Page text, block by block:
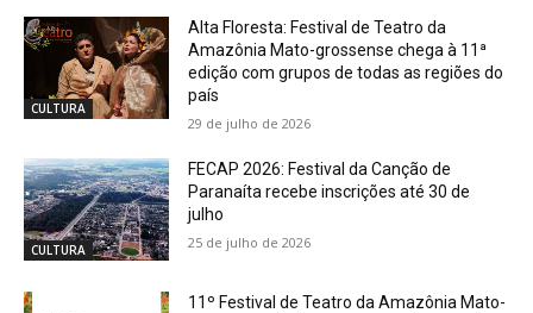
CULTURA
Alta Floresta: Festival de Teatro da
Amazônia Mato-grossense chega à 11ª
edição com grupos de todas as regiões do
país
29 de julho de 2026
CULTURA
FECAP 2026: Festival da Canção de
Paranaíta recebe inscrições até 30 de
julho
25 de julho de 2026
11º Festival de Teatro da Amazônia Mato-